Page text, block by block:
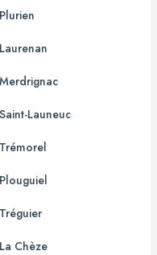
Plurien
Laurenan
Merdrignac
Saint-Launeuc
Trémorel
Plouguiel
Tréguier
La Chèze